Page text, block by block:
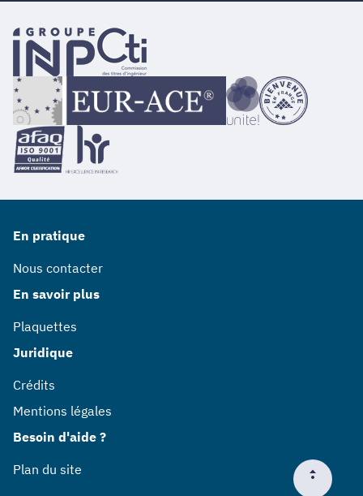
En pratique
Nous contacter
En savoir plus
Plaquettes
Juridique
Crédits
Mentions légales
Besoin d'aide ?
Plan du site